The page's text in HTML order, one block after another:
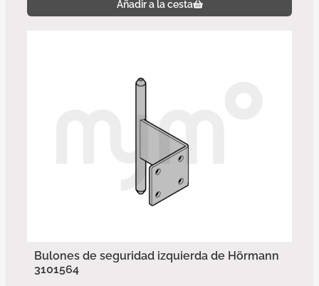
Añadir a la cesta
Bulones de seguridad izquierda de Hörmann
3101564